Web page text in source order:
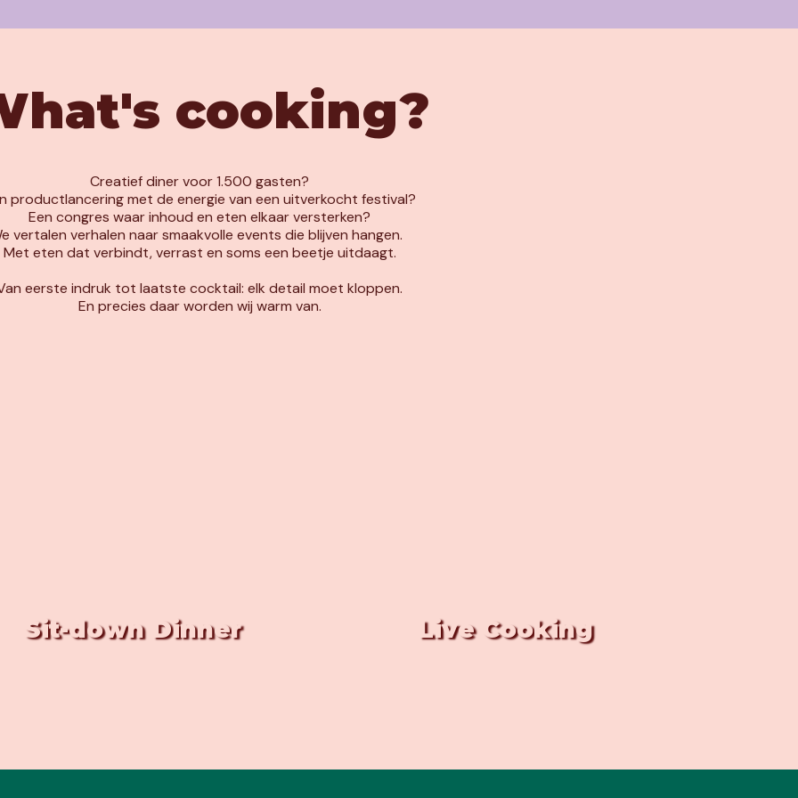
cooking?
Creatief diner voor 1.500 gasten?
productlancering met de energie van een uitverkocht festival?
Een congres waar inhoud en eten elkaar versterken?
vertalen verhalen naar smaakvolle events die blijven hangen.
Met eten dat verbindt, verrast en soms een beetje uitdaagt.
eerste indruk tot laatste cocktail: elk detail moet kloppen.
En precies daar worden wij warm van.
Sit-down Dinner Live Cooking